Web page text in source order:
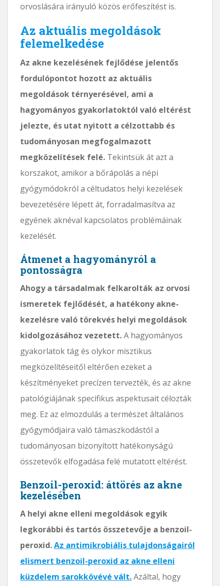
orvoslására irányuló közös erőfeszítést is.
Az aktuális megoldások
felemelkedése
Az akne kezelésének fejlődése jelentős
fordulópontot hozott az aktuális
megoldások térnyerésével, ami a
hagyományos gyakorlatoktól való eltérést
jelezte, és utat nyitott a célzottabb és
tudományosan megfogalmazott
megközelítések felé. Tekintsük át azt a
korszakot, amikor a bőrápolás a népi
gyógymódokról a céltudatos helyi kezelések
bevezetésére lépett át, forradalmasítva az
egyének aknéval kapcsolatos problémáinak
kezelését.
Átmenet a hagyományról a
pontosságra
Ahogy a társadalmak felkarolták az orvosi
ismeretek fejlődését, a hatékony akne-
kezelésre való törekvés helyi megoldások
kidolgozásához vezetett.A hagyományos
gyakorlatok tág és olykor misztikus
megközelítéseitől eltérően ezeket a
készítményeket precízen tervezték, és az akne
patológiájának specifikus aspektusait célozták
meg. Ez az elmozdulás a természet általános
gyógymódjaira való támaszkodástól a
tudományosan bizonyított hatékonyságú
összetevők elfogadása felé mutatott eltérést.
Benzoil-peroxid: áttörés az akne
kezelésében
A helyi akne elleni megoldások egyik
legkorábbi és tartós összetevője a benzoil-
peroxid.Az antimikrobiális tulajdonságairól
elismert benzoil-peroxid az akne elleni
küzdelem sarokkövévé vált.Azáltal, hogy